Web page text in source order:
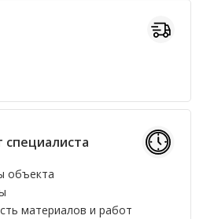
объекта
материалов и работ